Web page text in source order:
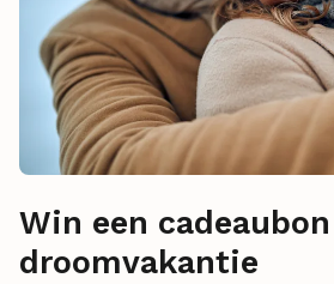
Win een
droomvakantie